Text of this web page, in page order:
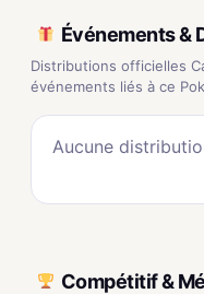
Événements &
Distributions officielles
événements liés à ce
Aucune
Compétitif &